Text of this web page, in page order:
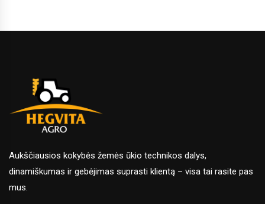
Aukščiausios kokybės žemės ūkio technikos dalys,
dinamiškumas ir gebėjimas suprasti klientą – visa tai rasite pas
mus.